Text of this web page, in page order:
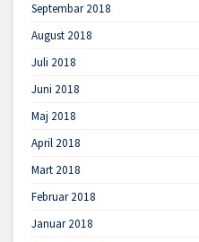
Septembar 2018
August 2018
Juli 2018
Juni 2018
Maj 2018
April 2018
Mart 2018
Februar 2018
Januar 2018